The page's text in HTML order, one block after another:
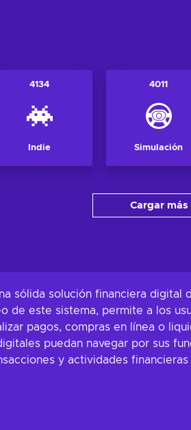
4134
Indie
4011
Simulación
Cargar más
sólida solución financiera
de este sistema, permite a los
pagos, compras en línea o
puedan navegar por sus
y actividades